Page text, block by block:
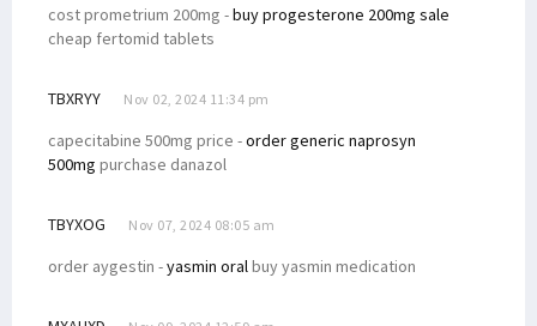
cost prometrium 200mg -buy progesterone 200mg sale
cheap fertomid tablets
TBXRYY Nov 02, 2024 11:34 pm
capecitabine 500mg price -order generic naprosyn
500mg purchase danazol
TBYXOG Nov 07, 2024 08:05 am
order aygestin -yasmin oralbuy yasmin medication